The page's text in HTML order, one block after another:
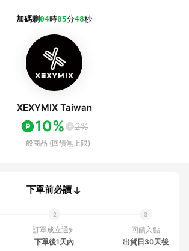
加碼剩04時05分48秒
XEXYMIX Taiwan
10% 2%
一般商品 (回饋無上限)
下單前必讀
訂單成立通知
下單後1天內
回饋入點
出貨日30天後